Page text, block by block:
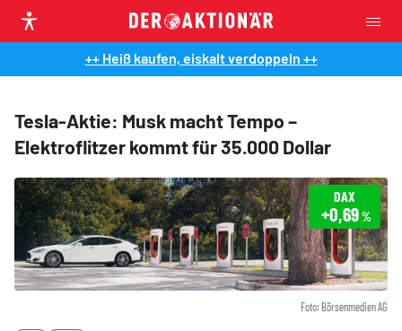
++ Heiß kaufen, eiskalt verdoppeln ++
Tesla-Aktie: Musk macht Tempo –
Elektroflitzer kommt für 35.000 Dollar
Foto: Börsenmedien AG
DAX
+0,69%